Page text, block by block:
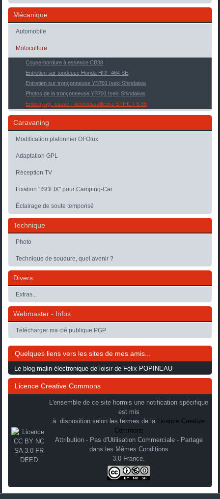
Mécanique
Automobile
Motoculture
Coupe-bordure à essence CB38
Entretien sur tondeuse Honda HRF 464 SE
Entretien sur tronçonneuse YB701 Iseki Shindaiwa
Photos de la tronçonneuse YB701 Iseki Shindaiwa
Embrayage cassé - débroussailleuse STIHL FS 86
Caravaning
Modification plafonnier OFOlux
Adaptation GPL
Réception TV
Fixation "ISOFIX" pour Camping-Car
Éclairage de soute temporisé
Technique
Photo
Technique de soudure, quel avenir ?
Divers
Extras...
Webmaster - Infos
Télécharger ma clé publique PGP
Quelques liens vers les sites de mes amis...
Le blog malin électronique de loisir de Félix POPINEAU
Licence Creative Commons
L'ensemble de ce site hormis une notification spécifique
est mis
à disposition selon les termes de la Licence Creative
Commons
Attribution - Pas d'Utilisation Commerciale - Partage
dans les Mêmes Conditions
3.0 France.